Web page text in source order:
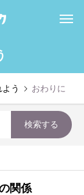
う おわりに
関係